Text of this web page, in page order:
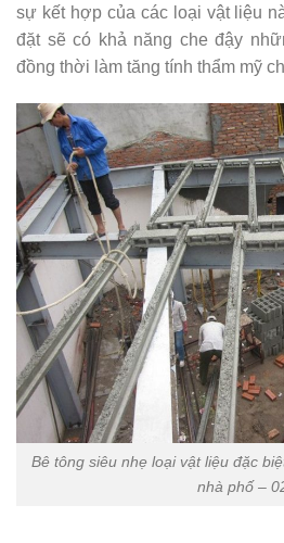
sự kết hợp của các loại vật liệu
đặt sẽ có khả năng che đậy
đồng thời làm tăng tính thẩm mỹ
Bê tông siêu nhẹ loại vật liệu đặc
nhà phố –